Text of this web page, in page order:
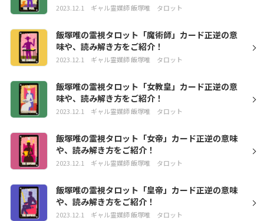
2023.12.1 ギャル霊媒師 飯塚唯 タロット
飯塚唯の霊視タロット「魔術師」カード正逆の意
味や、読み解き方をご紹介！
2023.12.1 ギャル霊媒師 飯塚唯 タロット
飯塚唯の霊視タロット「女教皇」カード正逆の意
味や、読み解き方をご紹介！
2023.12.1 ギャル霊媒師 飯塚唯 タロット
飯塚唯の霊視タロット「女帝」カード正逆の意味
や、読み解き方をご紹介！
2023.12.1 ギャル霊媒師 飯塚唯 タロット
飯塚唯の霊視タロット「皇帝」カード正逆の意味
や、読み解き方をご紹介！
2023.12.1 ギャル霊媒師 飯塚唯 タロット